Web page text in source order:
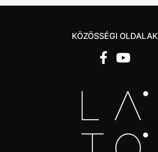
KÖZÖSSÉGI OLDALAK